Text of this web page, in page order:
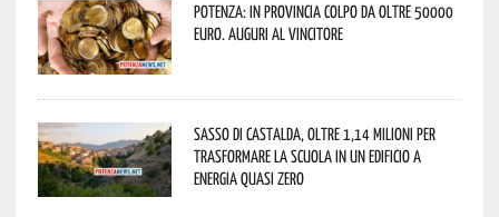
Potenza: in provincia colpo da oltre 50000
euro. Auguri al vincitore
Sasso di Castalda, oltre 1,14 milioni per
trasformare la scuola in un edificio a
energia quasi zero